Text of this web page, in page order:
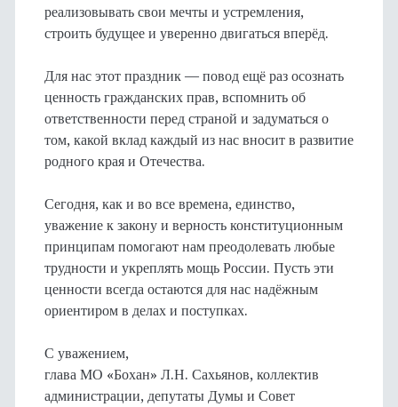
реализовывать свои мечты и устремления,
строить будущее и уверенно двигаться вперёд.
Для нас этот праздник — повод ещё раз осознать
ценность гражданских прав, вспомнить об
ответственности перед страной и задуматься о
том, какой вклад каждый из нас вносит в развитие
родного края и Отечества.
Сегодня, как и во все времена, единство,
уважение к закону и верность конституционным
принципам помогают нам преодолевать любые
трудности и укреплять мощь России. Пусть эти
ценности всегда остаются для нас надёжным
ориентиром в делах и поступках.
С уважением,
глава МО «Бохан» Л.Н. Сахьянов, коллектив
администрации, депутаты Думы и Совет